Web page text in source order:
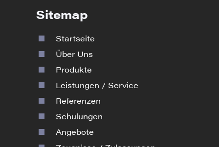
Sitemap
Startseite
Über Uns
Produkte
Leistungen / Service
Referenzen
Schulungen
Angebote